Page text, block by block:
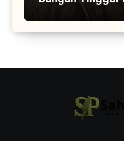
Ujung Pekerjaan